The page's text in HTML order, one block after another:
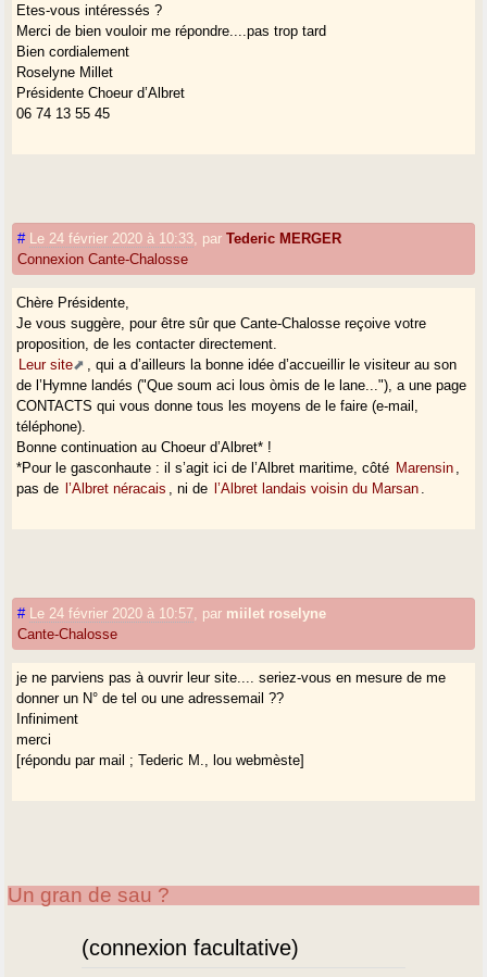
Etes-vous intéressés ?
Merci de bien vouloir me répondre....pas trop tard
Bien cordialement
Roselyne Millet
Présidente Choeur d’Albret
06 74 13 55 45
# Le 24 février 2020 à 10:33 parTederic MERGER
Connexion Cante-Chalosse
Chère Présidente,
Je vous suggère, pour être sûr que Cante-Chalosse reçoive votre
proposition, de les contacter directement.
Leur site
, qui a d’ailleurs la bonne idée d’accueillir le visiteur au son
de l’Hymne landés ("Que soum aci lous òmis de le lane..."), a une page
CONTACTS qui vous donne tous les moyens de le faire (e-mail,
téléphone).
Bonne continuation au Choeur d’Albret* !
*Pour le gasconhaute : il s’agit ici de l’Albret maritime, côté Marensin
pas de l’Albret néracais , ni de l’Albret landais voisin du Marsan
# Le 24 février 2020 à 10:57 par miilet roselyne
Cante-Chalosse
je ne parviens pas à ouvrir leur site.... seriez-vous en mesure de me
donner un N° de tel ou une adressemail ??
Infiniment
merci
[répondu par mail ; Tederic M., lou webmèste]
Un gran de sau ?
(connexion facultative)